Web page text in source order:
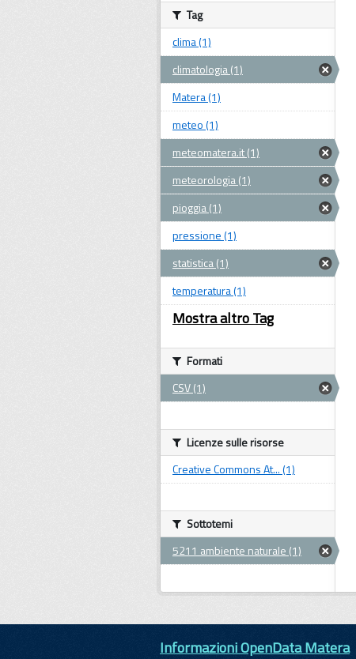
Tag
clima (1)
climatologia (1)
Matera (1)
meteo (1)
meteomatera.it (1)
meteorologia (1)
pioggia (1)
pressione (1)
statistica (1)
temperatura (1)
Mostra altro Tag
Formati
CSV (1)
Licenze sulle risorse
Creative Commons At... (1)
Sottotemi
5211 ambiente naturale (1)
Informazioni OpenData Matera